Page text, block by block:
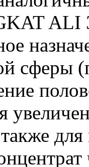
ALI
сферы
также